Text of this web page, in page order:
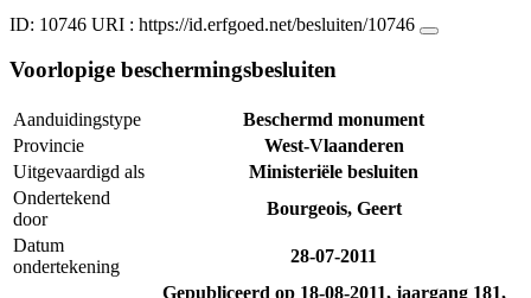
ID: 10746 URI : https://id.erfgoed.net/besluiten/10746
Voorlopige beschermingsbesluiten
Aanduidingstype
Beschermd monument
Provincie
West-Vlaanderen
Uitgevaardigd als
Ministeriële besluiten
Ondertekend
door
Bourgeois, Geert
Datum
ondertekening
28-07-2011
Gepubliceerd op 18-08-2011, jaargang 181,